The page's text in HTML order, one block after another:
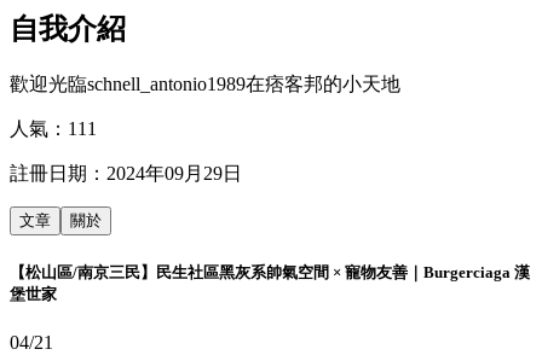
自我介紹
歡迎光臨schnell_antonio1989在痞客邦的小天地
人氣： 111
註冊日期： 2024年09月29日
文章 關於
【松山區/南京三民】民生社區黑灰系帥氣空間 × 寵物友善｜Burgerciaga 漢
堡世家
04/21